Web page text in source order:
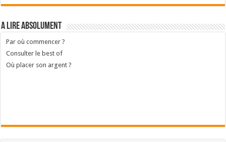
A lire absolument
Par où commencer ?
Consulter le best of
Où placer son argent ?